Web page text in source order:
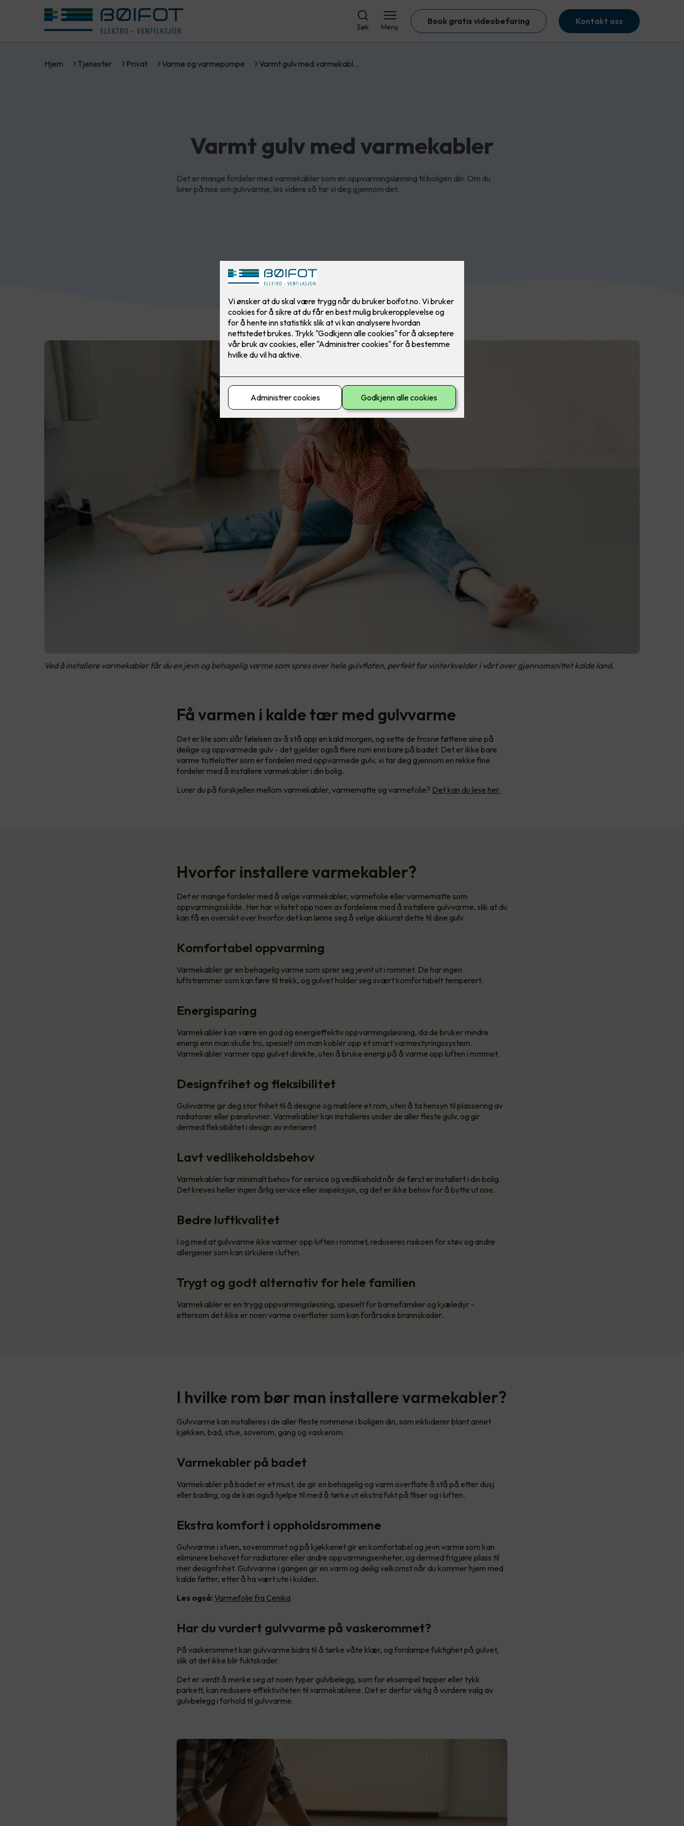
Søk Meny
Book gratis videobefaring Kontakt oss
Hjem Tjenester Privat Varme og varmepumpe Varmt gulv med varmekabl…
Varmt gulv med varmekabler
Det er mange fordeler med varmekabler som en oppvarmingsløsning til boligen din. Om du
lurer på noe om gulvvarme, les videre så tar vi deg gjennom det.
Ved å installere varmekabler får du en jevn og behagelig varme som spres over hele gulvflaten, perfekt for vinterkvelder i vårt over gjennomsnittet kalde land.
Få varmen i kalde tær med gulvvarme
Det er lite som slår følelsen av å stå opp en kald morgen, og sette de frosne føttene sine på
deilige og oppvarmede gulv - det gjelder også flere rom enn bare på badet. Det er ikke bare
varme tottelotter som er fordelen med oppvarmede gulv, vi tar deg gjennom en rekke fine
fordeler med å installere varmekabler i din bolig.
Lurer du på forskjellen mellom varmekabler, varmematte og varmefolie? Det kan du lese her.
Hvorfor installere varmekabler?
Det er mange fordeler med å velge varmekabler, varmefolie eller varmematte som
oppvarmingsskilde. Her har vi listet opp noen av fordelene med å installere gulvvarme, slik at du
kan få en oversikt over hvorfor det kan lønne seg å velge akkurat dette til dine gulv.
Komfortabel oppvarming
Varmekabler gir en behagelig varme som sprer seg jevnt ut i rommet. De har ingen
luftstrømmer som kan føre til trekk, og gulvet holder seg svært komfortabelt temperert.
Energisparing
Varmekabler kan være en god og energieffektiv oppvarmingsløsning, da de bruker mindre
energi enn man skulle tro, spesielt om man kobler opp et smart varmestyringssystem.
Varmekabler varmer opp gulvet direkte, uten å bruke energi på å varme opp luften i rommet.
Designfrihet og fleksibilitet
Gulvvarme gir deg stor frihet til å designe og møblere et rom, uten å ta hensyn til plassering av
radiatorer eller panelovner. Varmekabler kan installeres under de aller fleste gulv, og gir
dermed fleksibilitet i design av interiøret.
Lavt vedlikeholdsbehov
Varmekabler har minimalt behov for service og vedlikehold når de først er installert i din bolig.
Det kreves heller ingen årlig service eller inspeksjon, og det er ikke behov for å bytte ut noe.
Bedre luftkvalitet
I og med at gulvvarme ikke varmer opp luften i rommet, reduseres risikoen for støv og andre
allergener som kan sirkulere i luften.
Trygt og godt alternativ for hele familien
Varmekabler er en trygg oppvarmingsløsning, spesielt for barnefamilier og kjæledyr -
ettersom det ikke er noen varme overflater som kan forårsake brannskader.
I hvilke rom bør man installere varmekabler?
Gulvvarme kan installeres i de aller fleste rommene i boligen din, som inkluderer blant annet
kjøkken, bad, stue, soverom, gang og vaskerom.
Varmekabler på badet
Varmekabler på badet er et must, de gir en behagelig og varm overflate å stå på etter dusj
eller bading, og de kan også hjelpe til med å tørke ut ekstra fukt på fliser og i luften.
Ekstra komfort i oppholdsrommene
Gulvvarme i stuen, soverommet og på kjøkkenet gir en komfortabel og jevn varme som kan
eliminere behovet for radiatorer eller andre oppvarmingsenheter, og dermed frigjøre plass til
mer designfrihet. Gulvvarme i gangen gir en varm og deilig velkomst når du kommer hjem med
kalde føtter, etter å ha vært ute i kulden.
Les også: Varmefolie fra Cenika
Har du vurdert gulvvarme på vaskerommet?
På vaskerommet kan gulvvarme bidra til å tørke våte klær, og fordampe fuktighet på gulvet,
slik at det ikke blir fuktskader.
Det er verdt å merke seg at noen typer gulvbelegg, som for eksempel tepper eller tykk
parkett, kan redusere effektiviteten til varmekablene. Det er derfor viktig å vurdere valg av
gulvbelegg i forhold til gulvvarme.